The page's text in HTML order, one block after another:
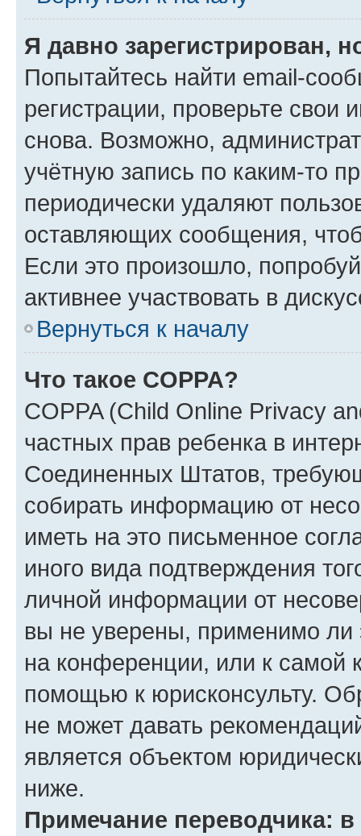
Я давно зарегистрирован,
Попытайтесь найти email-
регистрации, проверьте свои
снова. Возможно,
учётную запись по каким-то
периодически удаляют
оставляющих сообщения,
Если это произошло,
активнее участвовать в
Вернуться к началу
Что такое COPPA?
COPPA (Child Online Privacy
частных прав ребенка в
Соединенных Штатов,
собирать информацию от
иметь на это письменное
иного вида подтверждения
личной информации от
вы не уверены, применимо ли
на конференции, или к самой
помощью к юрисконсульту.
не может давать
является объектом
ниже.
Примечание переводчика: